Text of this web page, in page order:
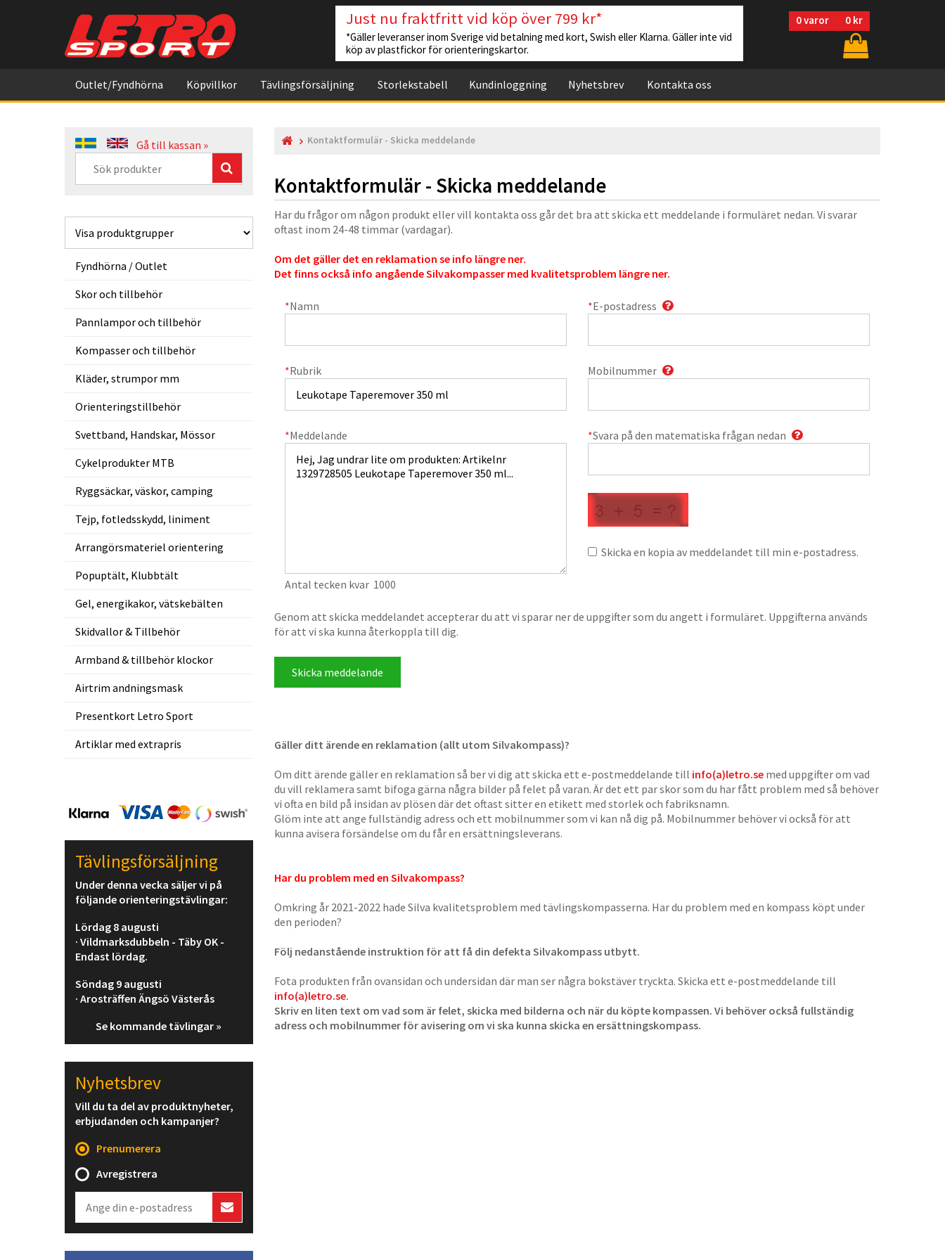
0varor 0 kr
Just nu fraktfritt vid köp över 799 kr*
*Gäller leveranser inom Sverige vid betalning med kort, Swish eller Klarna. Gäller inte vid
köp av plastfickor för orienteringskartor.
Outlet/Fyndhörna Köpvillkor Tävlingsförsäljning Storlekstabell Kundinloggning Nyhetsbrev Kontakta oss
Gå till kassan »
Fyndhörna / Outlet
Skor och tillbehör
Pannlampor och tillbehör
Kompasser och tillbehör
Kläder, strumpor mm
Orienteringstillbehör
Svettband, Handskar, Mössor
Cykelprodukter MTB
Ryggsäckar, väskor, camping
Tejp, fotledsskydd, liniment
Arrangörsmateriel orientering
Popuptält, Klubbtält
Gel, energikakor, vätskebälten
Skidvallor & Tillbehör
Armband & tillbehör klockor
Airtrim andningsmask
Presentkort Letro Sport
Artiklar med extrapris
Kontaktformulär - Skicka meddelande
Kontaktformulär - Skicka meddelande
Har du frågor om någon produkt eller vill kontakta oss går det bra att skicka ett meddelande i formuläret nedan. Vi svarar
oftast inom 24-48 timmar (vardagar).
Om det gäller det en reklamation se info längre ner.
Det finns också info angående Silvakompasser med kvalitetsproblem längre ner.
*Namn *E-postadress
*Rubrik Mobilnummer
*Meddelande
Antal tecken kvar 1000
*Svara på den matematiska frågan nedan
Skicka en kopia av meddelandet till min e-postadress.
Genom att skicka meddelandet accepterar du att vi sparar ner de uppgifter som du angett i formuläret. Uppgifterna används
för att vi ska kunna återkoppla till dig.
Gäller ditt ärende en reklamation (allt utom Silvakompass)?
Om ditt ärende gäller en reklamation så ber vi dig att skicka ett e-postmeddelande till info(a)letro.semed uppgifter om vad
du vill reklamera samt bifoga gärna några bilder på felet på varan. Är det ett par skor som du har fått problem med så behöver
vi ofta en bild på insidan av plösen där det oftast sitter en etikett med storlek och fabriksnamn.
Glöm inte att ange fullständig adress och ett mobilnummer som vi kan nå dig på. Mobilnummer behöver vi också för att
kunna avisera försändelse om du får en ersättningsleverans.
Har du problem med en Silvakompass?
Omkring år 2021-2022 hade Silva kvalitetsproblem med tävlingskompasserna. Har du problem med en kompass köpt under
den perioden?
Följ nedanstående instruktion för att få din defekta Silvakompass utbytt.
Fota produkten från ovansidan och undersidan där man ser några bokstäver tryckta. Skicka ett e-postmeddelande till
info(a)letro.se.
Skriv en liten text om vad som är felet, skicka med bilderna och när du köpte kompassen. Vi behöver också fullständig
adress och mobilnummer för avisering om vi ska kunna skicka en ersättningskompass.
Tävlingsförsäljning
Under denna vecka säljer vi på
följande orienteringstävlingar:
Lördag 8 augusti
· Vildmarksdubbeln - Täby OK -
Endast lördag.
Söndag 9 augusti
· Arosträffen Ängsö Västerås
Se kommande tävlingar »
Nyhetsbrev
Vill du ta del av produktnyheter,
erbjudanden och kampanjer?
Prenumerera
Avregistrera